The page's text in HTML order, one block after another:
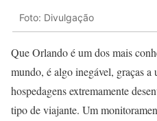
Foto: Divulgação
Que Orlando é um dos mais
mundo, é algo inegável, graças a
hospedagens extremamente
tipo de viajante. Um